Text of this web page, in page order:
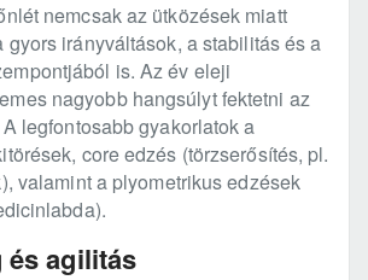
nemcsak az ütközések miatt
gyors irányváltások, a stabilitás és a
is. Az év eleji
nagyobb hangsúlyt fektetni az
legfontosabb gyakorlatok a
core edzés (törzserősítés, pl.
valamint a plyometrikus edzések
és agilitás